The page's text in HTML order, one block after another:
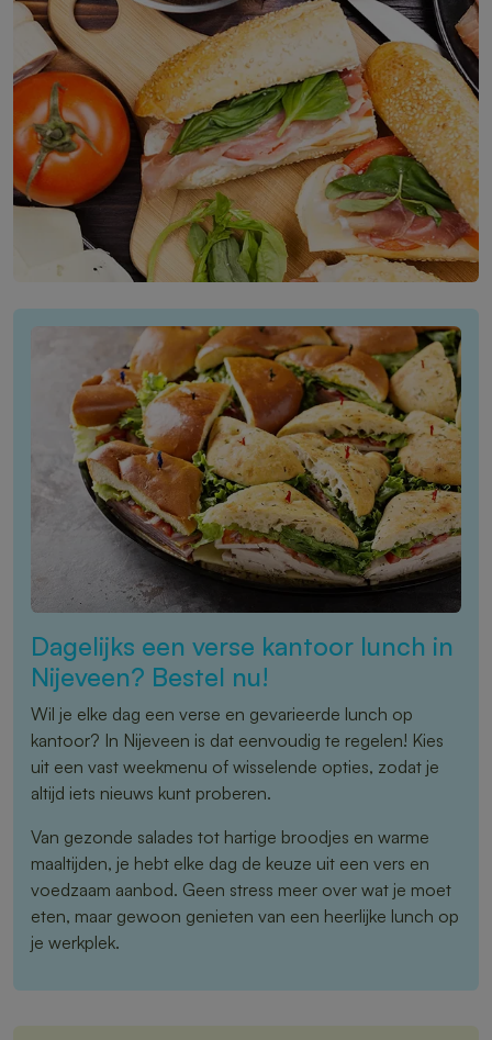
Dagelijks een verse kantoor lunch in
Nijeveen? Bestel nu!
Wil je elke dag een verse en gevarieerde lunch op
kantoor? In Nijeveen is dat eenvoudig te regelen! Kies
uit een vast weekmenu of wisselende opties, zodat je
altijd iets nieuws kunt proberen.
Van gezonde salades tot hartige broodjes en warme
maaltijden, je hebt elke dag de keuze uit een vers en
voedzaam aanbod. Geen stress meer over wat je moet
eten, maar gewoon genieten van een heerlijke lunch op
je werkplek.